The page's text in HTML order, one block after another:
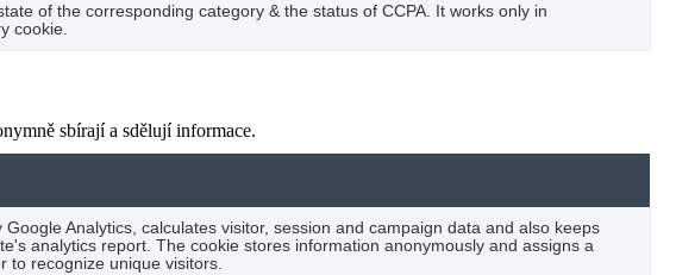
of the corresponding category & the status of CCPA. It works only in
cookie.
sbírají a sdělují informace.
Analytics, calculates visitor, session and campaign data and also keeps
analytics report. The cookie stores information anonymously and assigns a
to recognize unique visitors.